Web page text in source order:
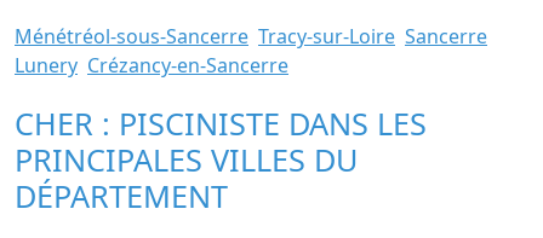
Ménétréol-sous-Sancerre Tracy-sur-Loire Sancerre
Lunery Crézancy-en-Sancerre
CHER : PISCINISTE DANS LES
PRINCIPALES VILLES DU
DÉPARTEMENT